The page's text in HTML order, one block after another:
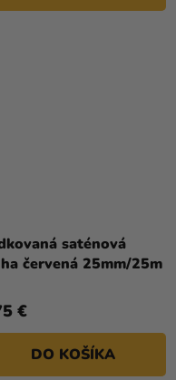
saténová
červená 25mm/25m
hodnotenie
produktu
5
hviezdičiek.
€
DO KOŠÍKA